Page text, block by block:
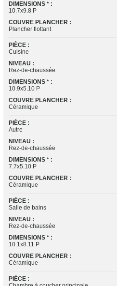
DIMENSIONS * :
10.7x9.8 P
COUVRE PLANCHER :
Plancher flottant
PIÈCE :
Cuisine
NIVEAU :
Rez-de-chaussée
DIMENSIONS * :
10.9x5.10 P
COUVRE PLANCHER :
Céramique
PIÈCE :
Autre
NIVEAU :
Rez-de-chaussée
DIMENSIONS * :
7.7x5.10 P
COUVRE PLANCHER :
Céramique
PIÈCE :
Salle de bains
NIVEAU :
Rez-de-chaussée
DIMENSIONS * :
10.1x8.11 P
COUVRE PLANCHER :
Céramique
PIÈCE :